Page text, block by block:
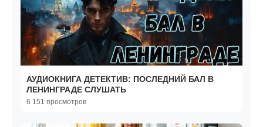
АУДИОКНИГА ДЕТЕКТИВ: ПОСЛЕДНИЙ БАЛ В
ЛЕНИНГРАДЕ СЛУШАТЬ
6 151 просмотров